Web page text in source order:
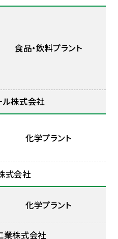
食品・飲料プラント
ル株式会社
化学プラント
式会社
化学プラント
業株式会社